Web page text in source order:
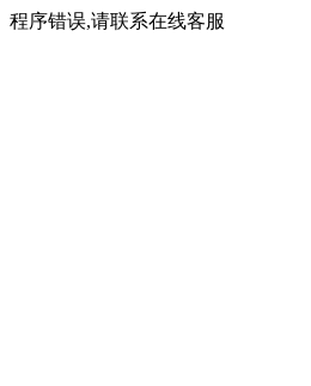
程序错误,请联系在线客服